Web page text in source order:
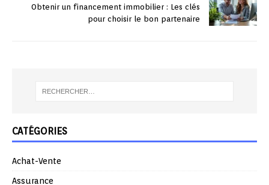
Obtenir un financement immobilier : Les clés
pour choisir le bon partenaire
CATÉGORIES
Achat-Vente
Assurance